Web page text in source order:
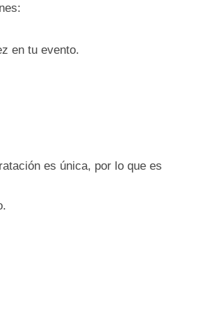
en tu evento.
es única, por lo que es